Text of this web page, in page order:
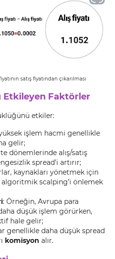
satış fiyatından çıkarılması
Etkileyen Faktörler
etkiler:
işlem hacmi genellikle
gelir;
dönemlerinde alış/satış
spread’i artırır;
kaynakları yönetmek için
algoritmik scalping’i önlemek
: Örneğin, Avrupa para
düşük işlem görürken,
hale gelir;
genellikle daha düşük spread
komisyon alır.